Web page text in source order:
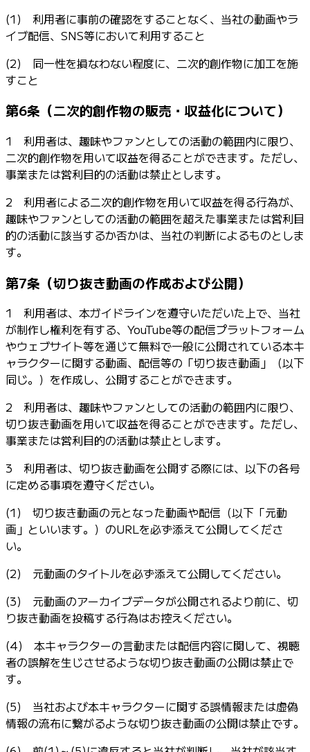
(1) 利用者に事前の確認をすることなく、当社の動画やラ
イブ配信、SNS等において利用すること
(2) 同一性を損なわない程度に、二次的創作物に加工を施
すこと
第6条（二次的創作物の販売・収益化について）
1 利用者は、趣味やファンとしての活動の範囲内に限り、
二次的創作物を用いて収益を得ることができます。ただし、
事業または営利目的の活動は禁止とします。
2 利用者による二次的創作物を用いて収益を得る行為が、
趣味やファンとしての活動の範囲を超えた事業または営利目
的の活動に該当するか否かは、当社の判断によるものとしま
す。
第7条（切り抜き動画の作成および公開）
1 利用者は、本ガイドラインを遵守いただいた上で、当社
が制作し権利を有する、YouTube等の配信プラットフォーム
やウェブサイト等を通じて無料で一般に公開されている本キ
ャラクターに関する動画、配信等の「切り抜き動画」（以下
同じ。）を作成し、公開することができます。
2 利用者は、趣味やファンとしての活動の範囲内に限り、
切り抜き動画を用いて収益を得ることができます。ただし、
事業または営利目的の活動は禁止とします。
3 利用者は、切り抜き動画を公開する際には、以下の各号
に定める事項を遵守ください。
(1) 切り抜き動画の元となった動画や配信（以下「元動
画」といいます。）のURLを必ず添えて公開してくださ
い。
(2) 元動画のタイトルを必ず添えて公開してください。
(3) 元動画のアーカイブデータが公開されるより前に、切
り抜き動画を投稿する行為はお控えください。
(4) 本キャラクターの言動または配信内容に関して、視聴
者の誤解を生じさせるような切り抜き動画の公開は禁止で
す。
(5) 当社および本キャラクターに関する誤情報または虚偽
情報の流布に繋がるような切り抜き動画の公開は禁止です。